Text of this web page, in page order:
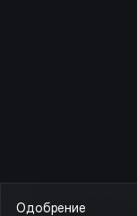
Одобрение